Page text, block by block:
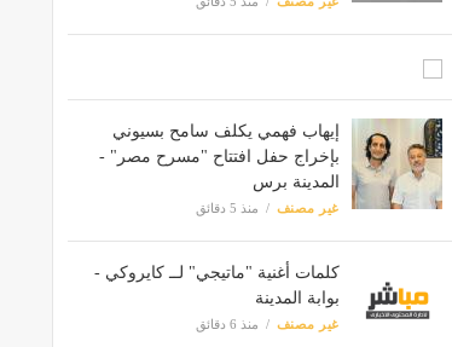
إيهاب فهمي يكلف سامح بسيوني
بإخراج حفل افتتاح "مسرح مصر" -
المدينة برس
غير مصنف منذ 5 دقائق
كلمات أغنية "ماتيجي" لــ كايروكي -
بوابة المدينة
غير مصنف منذ 6 دقائق